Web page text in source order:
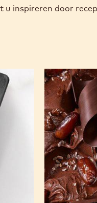
u inspireren door
La
Mia
Choco
Africa